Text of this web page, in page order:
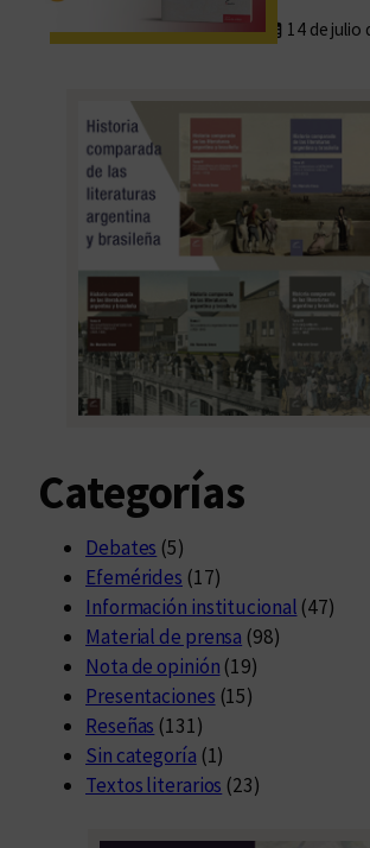
14 de julio
Categorías
Debates (5)
Efemérides (17)
Información institucional (47)
Material de prensa (98)
Nota de opinión (19)
Presentaciones (15)
Reseñas (131)
Sin categoría (1)
Textos literarios (23)